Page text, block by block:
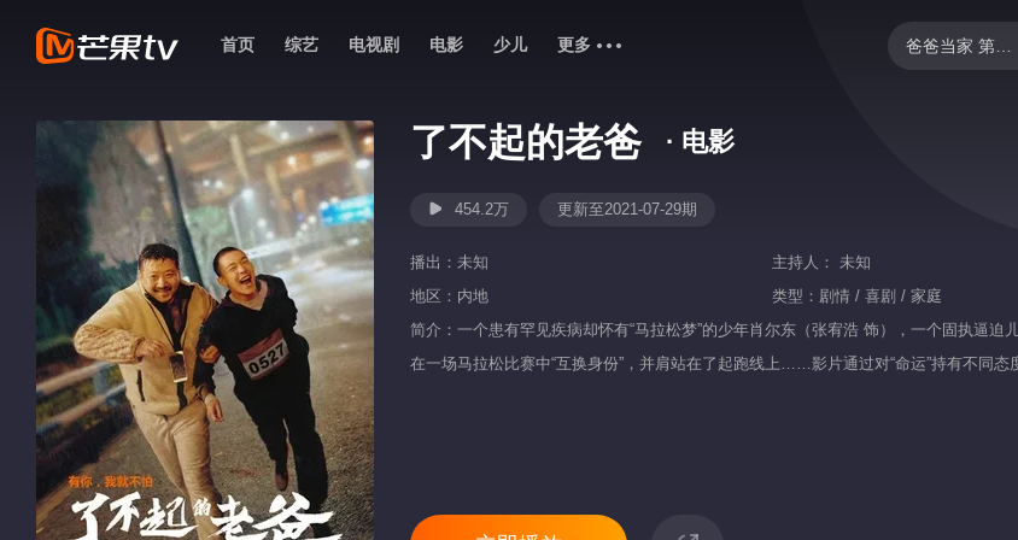
炽夏
妻子的浪漫旅行2026
首页 综艺 电视剧 电影 少儿 更多
了不起的老爸 · 电影
454.2万 更新至2021-07-29期
播出： 未知 主持人： 未知
地区： 内地 类型： 剧情 / 喜剧 / 家庭
简介：一个患有罕见疾病却怀有“马拉松梦”的少年肖尔东（张宥浩 饰），一个固执逼
在一场马拉松比赛中“互换身份”，并肩站在了起跑线上……影片通过对“命运”持有不同态